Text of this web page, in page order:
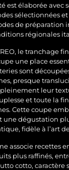
est élaborée avec
sélectionnées
de préparation
régionales
le tranchage
une place
sont
presque
leur
et toute la
Cette coupe
une dégustation
fidèle à l’art
associe recettes
plus raffinés,
cotto,